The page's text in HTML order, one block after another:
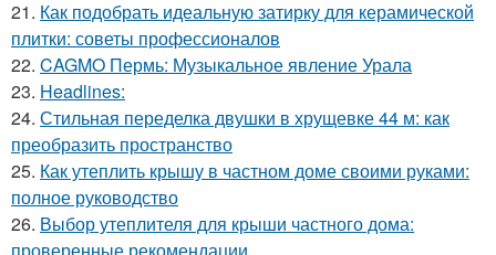
21. Как подобрать идеальную затирку для керамической
плитки: советы профессионалов
22. CAGMO Пермь: Музыкальное явление Урала
23. Headlines:
24. Стильная переделка двушки в хрущевке 44 м: как
преобразить пространство
25. Как утеплить крышу в частном доме своими руками:
полное руководство
26. Выбор утеплителя для крыши частного дома: